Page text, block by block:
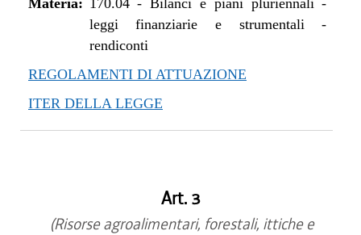
Materia: 170.04-Bilanci e piani pluriennali -
leggi finanziarie e strumentali -
rendiconti
REGOLAMENTI DI ATTUAZIONE
ITER DELLA LEGGE
Art. 3
(Risorse agroalimentari, forestali, ittiche e